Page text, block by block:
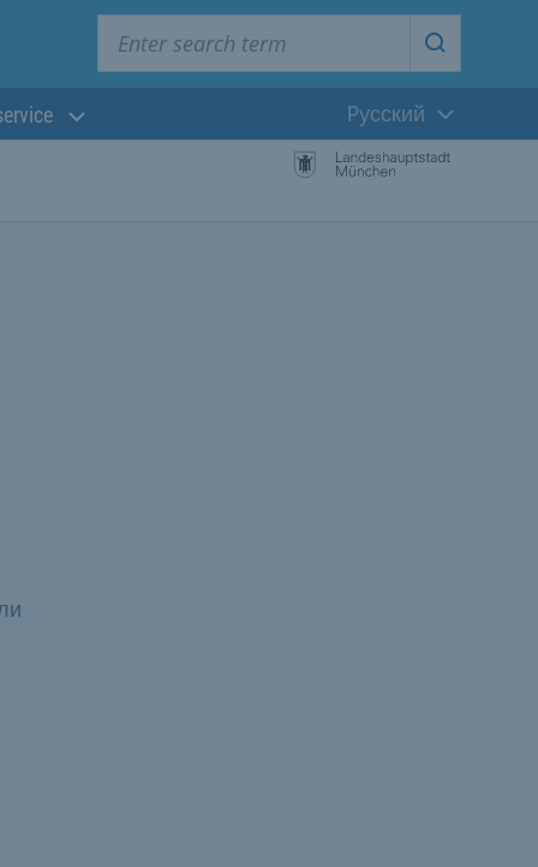
Start
Текущий
Pусский